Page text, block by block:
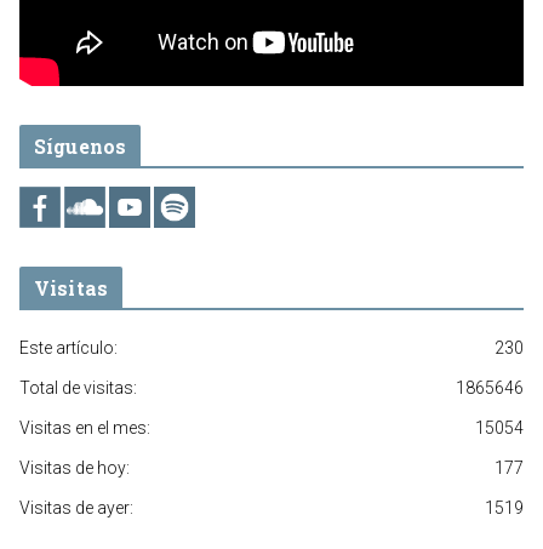
Síguenos
Visitas
230
Este artículo:
1865646
Total de visitas:
15054
Visitas en el mes:
177
Visitas de hoy:
1519
Visitas de ayer: